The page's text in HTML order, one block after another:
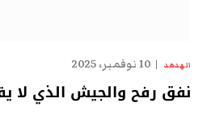
الهدهد 10 نوفمبر، 2025
نفق رفح والجيش الذي لا